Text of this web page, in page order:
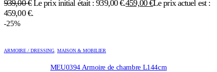
939,00€ Le prix initial était : 939,00 €.459,00€Le prix actuel est :
459,00 €.
-25%
ARMOIRE / DRESSING MAISON & MOBILIER
MEU0394 Armoire de chambre L144cm